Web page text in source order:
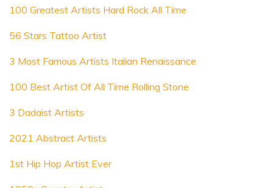
100 Greatest Artists Hard Rock All Time
56 Stars Tattoo Artist
3 Most Famous Artists Italian Renaissance
100 Best Artist Of All Time Rolling Stone
3 Dadaist Artists
2021 Abstract Artists
1st Hip Hop Artist Ever